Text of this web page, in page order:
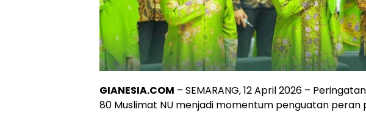
GIANESIA.COM – SEMARANG, 12 April 2026 –
80 Muslimat NU menjadi momentum penguatan